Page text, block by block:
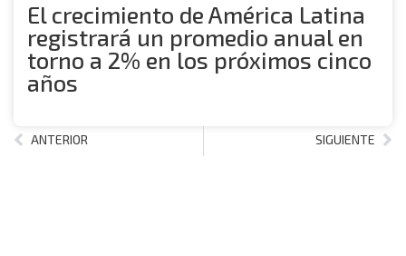
El crecimiento de América Latina
registrará un promedio anual en
torno a 2% en los próximos cinco
años
ANTERIOR SIGUIENTE